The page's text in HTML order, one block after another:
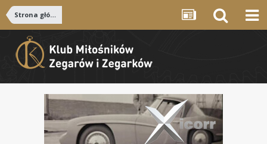
Strona główna